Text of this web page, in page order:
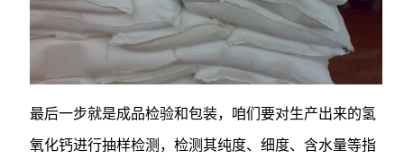
最后一步就是成品检验和包装，咱们要对生产出来的氢
氧化钙进行抽样检测，检测其纯度、细度、含水量等指